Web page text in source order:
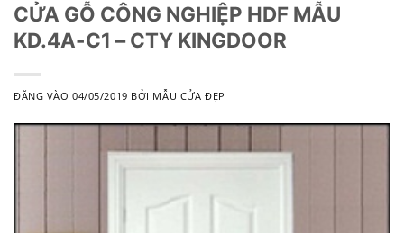
CỬA GỖ CÔNG NGHIỆP HDF MẪU
KD.4A-C1 – CTY KINGDOOR
ĐĂNG VÀO04/05/2019 BỞI MẪU CỬA ĐẸP